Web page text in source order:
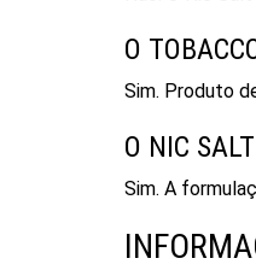
O
Sim. Produto
O NIC
Sim. A